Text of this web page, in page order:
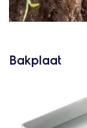
Bakplaat